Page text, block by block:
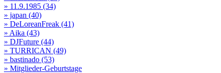
» 11.9.1985 (34)
» japan (40)
» DeLoreanFreak (41)
» Aika (43)
» DJFuture (44)
» TURRICAN (49)
» bastinado (53)
» Mitglieder-Geburtstage